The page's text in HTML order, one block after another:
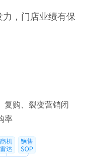
，门店业绩有保
复购、裂变营销闭
率